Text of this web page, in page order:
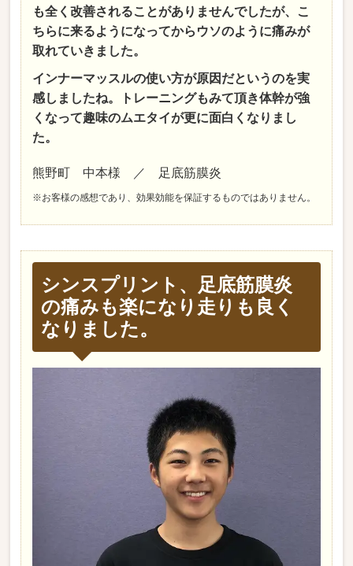
も全く改善されることがありませんでしたが、こ
ちらに来るようになってからウソのように痛みが
取れていきました。
インナーマッスルの使い方が原因だというのを実
感しましたね。トレーニングもみて頂き体幹が強
くなって趣味のムエタイが更に面白くなりまし
た。
熊野町 中本様 ／ 足底筋膜炎
※お客様の感想であり、効果効能を保証するものではありません。
シンスプリント、足底筋膜炎
の痛みも楽になり走りも良く
なりました。